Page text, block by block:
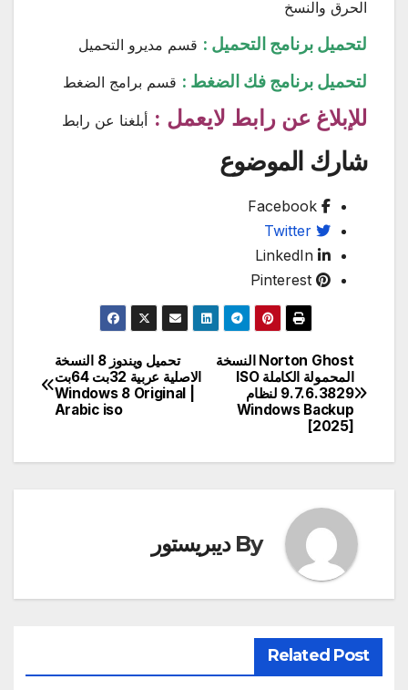
الحرق والنسخ
لتحميل برنامج التحميل : قسم مديرو التحميل
لتحميل برنامج فك الضغط : قسم برامج الضغط
للإبلاغ عن رابط لايعمل : أبلغنا عن رابط
شارك الموضوع
تصفّح
المقالات
تحميل ويندوز 8 النسخة
الاصلية عربية 32بت 64بت
| Windows 8 Original
Arabic iso
Norton Ghost النسخة
المحمولة الكاملة ISO
9.7.6.3829 لنظام
Windows Backup
[2025]
By ديبريستور
Related Post